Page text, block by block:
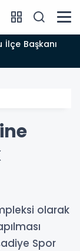
olarak
Spor